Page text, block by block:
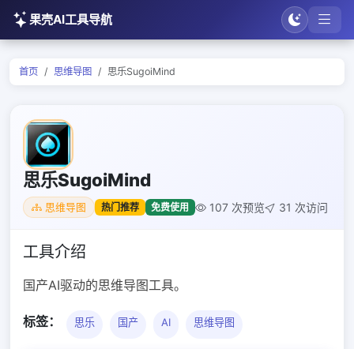
果壳AI工具导航
首页 思维导图 思乐SugoiMind
思乐SugoiMind
思维导图 热门推荐 免费使用 107 次预览 31 次访问
工具介绍
国产AI驱动的思维导图工具。
标签： 思乐 国产 AI 思维导图